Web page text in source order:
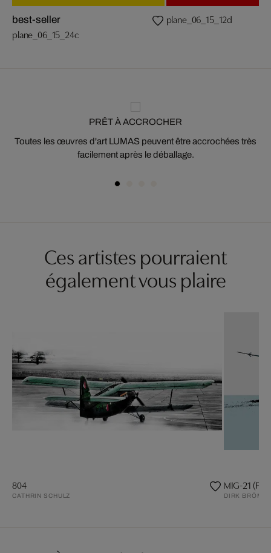
best-seller
plane_06_15_24c
plane_06_15_12d
PRÊT À ACCROCHER
Toutes les œuvres d'art LUMAS peuvent être accrochées très
facilement après le déballage.
Ces artistes pourraient
également vous plaire
804
CATHRIN SCHULZ
MIG-21
DIRK